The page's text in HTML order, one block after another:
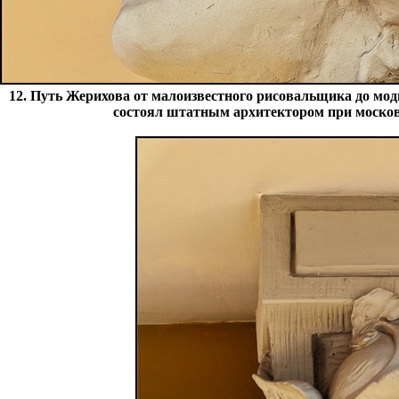
12. Путь Жерихова от малоизвестного рисовальщика до
состоял штатным архитектором при